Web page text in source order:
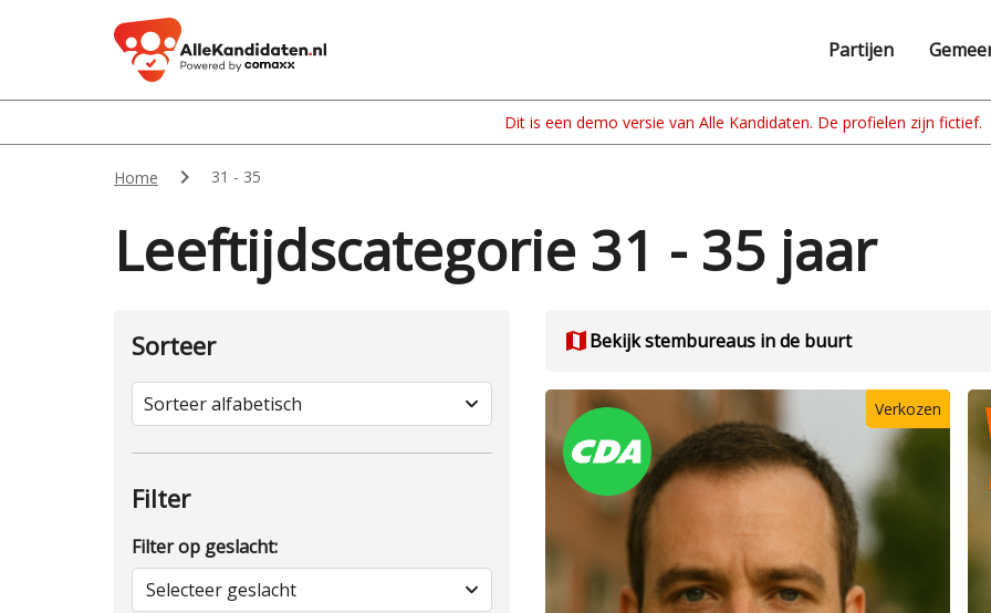
Partijen
Home  31 - 35
Leeftijdscategorie 31 - 35 jaar
Sorteer
Sorteer alfabetisch
Filter
Filter op geslacht:
Selecteer geslacht
mapBekijk stembureaus in de buurt
Verkozen